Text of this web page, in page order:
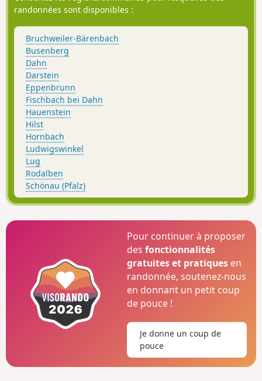
randonnées sont disponibles :
Bruchweiler-Bärenbach
Busenberg
Dahn
Darstein
Eppenbrunn
Fischbach bei Dahn
Hauenstein
Hilst
Hornbach
Ludwigswinkel
Lug
Rodalben
Schönau (Pfalz)
Pour continuer à proposer
desfonctionnalités
gratuites et pratiques en
randonnée, soutenez-nous
en donnant un petit coup
de pouce !
Je donne un coup de
pouce